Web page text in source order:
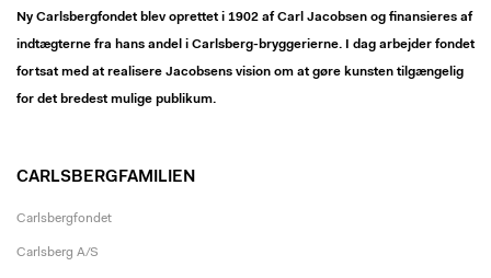
Ny Carlsbergfondet blev oprettet i 1902 af Carl Jacobsen og finansieres af
indtægterne fra hans andel i Carlsberg-bryggerierne. I dag arbejder fondet
fortsat med at realisere Jacobsens vision om at gøre kunsten tilgængelig
for det bredest mulige publikum.
CARLSBERGFAMILIEN
Carlsbergfondet
Carlsberg A/S